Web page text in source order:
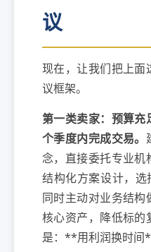
议
现在，让我们把上面
议框架。
第一类卖家：预算充
个季度内完成交易。
念，直接委托专业机
结构化方案设计，选
同时主动对业务结
核心资产，降低标的
是：**用利润换时间